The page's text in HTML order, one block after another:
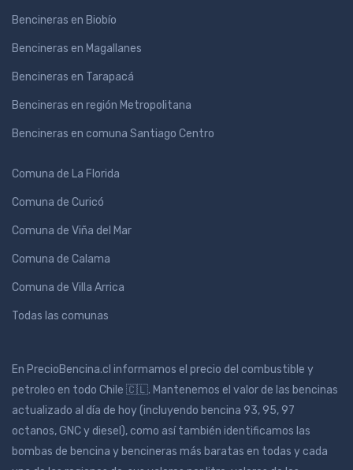
Bencineras en Biobío
Bencineras en Magallanes
Bencineras en Tarapacá
Bencineras en región Metropolitana
Bencineras en comuna Santiago Centro
Comuna de La Florida
Comuna de Curicó
Comuna de Viña del Mar
Comuna de Calama
Comuna de Villa Arrica
Todas las comunas
En PrecioBencina.cl informamos el precio del combustible y
petroleo en todo Chile 🇨🇱. Mantenemos el valor de las bencinas
actualizado al día de hoy (incluyendo bencina 93, 95, 97
octanos, GNC y diesel), como así también identificamos las
bombas de bencina y bencineras más baratas en todas y cada